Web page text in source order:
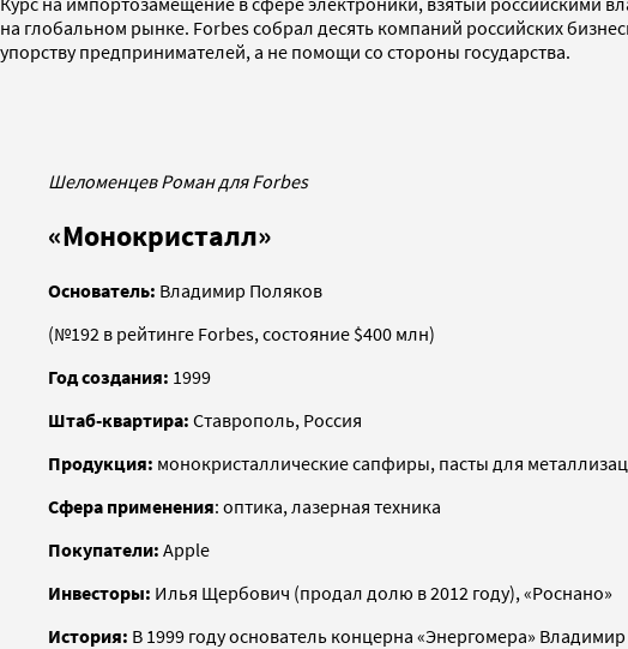
на глобальном рынке. Forbes собрал десять компаний российских
упорству предпринимателей, а не помощи со стороны государства.
Шеломенцев Роман для Forbes
«Монокристалл»
Основатель: Владимир Поляков
(№192 в рейтинге Forbes, состояние $400 млн)
Год создания: 1999
Штаб-квартира: Ставрополь, Россия
Продукция: монокристаллические сапфиры, пасты для
Сфера применения: оптика, лазерная техника
Покупатели: Apple
Инвесторы: Илья Щербович (продал долю в 2012 году), «Роснано»
История: В 1999 году основатель концерна «Энергомера»